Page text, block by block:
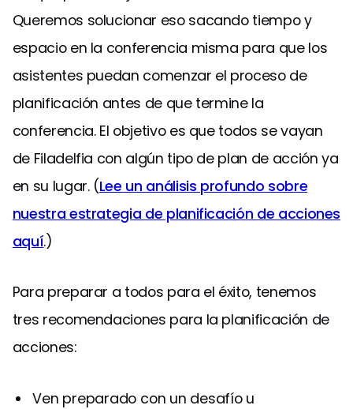
Queremos solucionar eso sacando tiempo y
espacio en la conferencia misma para que los
asistentes puedan comenzar el proceso de
planificación antes de que termine la
conferencia. El objetivo es que todos se vayan
de Filadelfia con algún tipo de plan de acción ya
en su lugar. (Lee un análisis profundo sobre
nuestra estrategia de planificación de acciones
aquí.)
Para preparar a todos para el éxito, tenemos
tres recomendaciones para la planificación de
acciones:
Ven preparado con un desafío u